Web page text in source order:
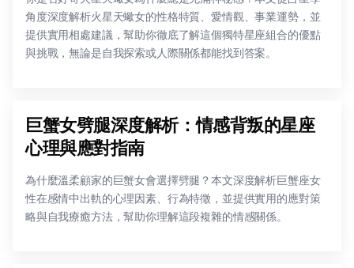
角度深度解析火星天蠍女的性格特質、愛情觀、事業運勢，並
提供實用相處建議，幫助你徹底了解這個獨特星座組合的優點
與挑戰，無論是自我探索或人際關係都能找到答案。
巨蟹女劈腿深度解析：情感背叛的星座
心理與應對指南
為什麼溫柔顧家的巨蟹女會選擇劈腿？本文深度解析巨蟹座女
性在感情中出軌的心理因素、行為特徵，並提供實用的應對策
略與自我療癒方法，幫助你理解這段複雜的情感關係。